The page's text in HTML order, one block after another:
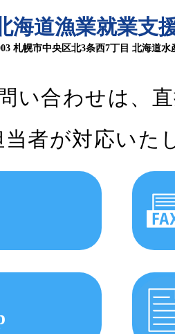
海道漁業就業支
札幌市中央区北3条西7丁目 北海道水
い合わせは、
当者が対応いた